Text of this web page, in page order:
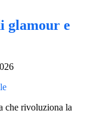
glamour e
che rivoluziona la